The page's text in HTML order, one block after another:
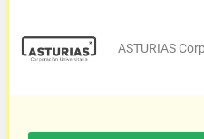
ASTURIAS